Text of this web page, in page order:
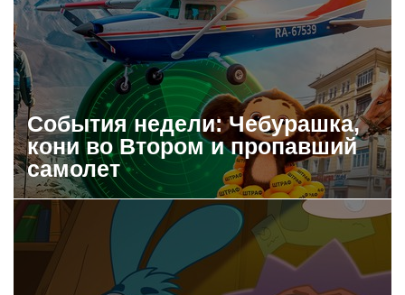
События недели: Чебурашка,
кони во Втором и пропавший
самолет